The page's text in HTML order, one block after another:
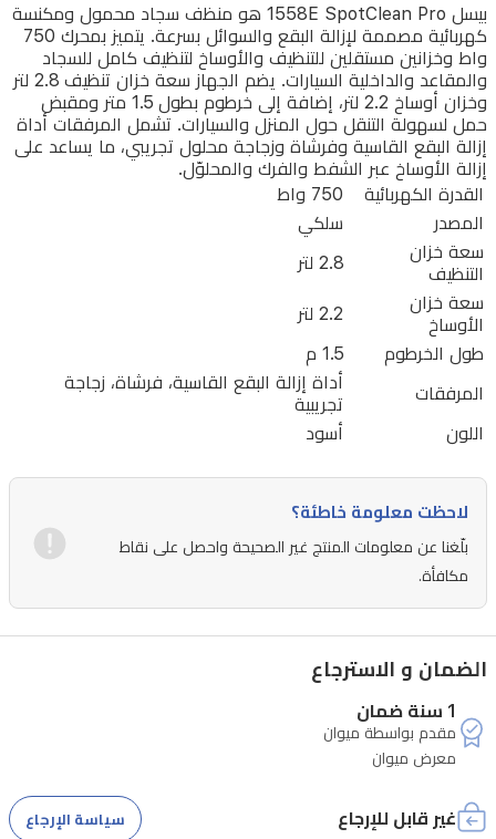
مستقلين
للتنظيف
والأوساخ
لتنظيف
كامل
للسجاد
والمقاعد
والداخلية
السيارات.
يضم
الجهاز
سعة
خزان
2.8
وخزان
أوساخ
2.2
لتر،
إضافة
خرطوم
بطول
متر
بيسل 1558E SpotClean Pro هو منظف سجاد محمول ومكنسة
كهربائية مصممة لإزالة البقع والسوائل بسرعة. يتميز بمحرك 750
واط وخزانين مستقلين للتنظيف والأوساخ لتنظيف كامل للسجاد
والمقاعد والداخلية السيارات. يضم الجهاز سعة خزان تنظيف 2.8 لتر
وخزان أوساخ 2.2 لتر، إضافة إلى خرطوم بطول 1.5 متر ومقبض
حمل لسهولة التنقل حول المنزل والسيارات. تشمل المرفقات أداة
إزالة البقع القاسية وفرشاة وزجاجة محلول تجريبي، ما يساعد على
إزالة الأوساخ عبر الشفط والفرك والمحلوّل.
القدرة الكهربائية
750 واط
المصدر
سلكي
سعة خزان
التنظيف
2.8 لتر
سعة خزان
الأوساخ
2.2 لتر
طول الخرطوم
1.5 م
المرفقات
أداة إزالة البقع القاسية، فرشاة، زجاجة
تجريبية
اللون
أسود
لاحظت معلومة خاطئة؟
بلّغنا عن معلومات المنتج غير الصحيحة واحصل على نقاط
مكافأة.
الضمان و الاسترجاع
1 سنة ضمان
مقدم بواسطة میوان
معرض ميوان
غير قابل للإرجاع سياسة الإرجاع